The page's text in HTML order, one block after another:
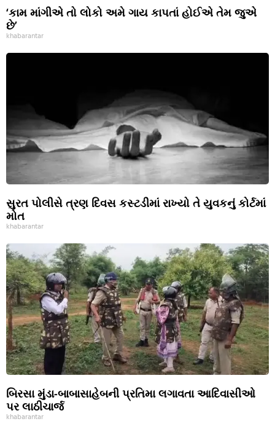
‘કામ માંગીએ તો લોકો અમે ગાય કાપતાં હોઈએ તેમ જુએ
છે’
khabarantar
સુરત પોલીસે ત્રણ દિવસ કસ્ટડીમાં રાખ્યો તે યુવકનું કોર્ટમાં
મોત
khabarantar
બિરસા મુંડા-બાબાસાહેબની પ્રતિમા લગાવતા આદિવાસીઓ
પર લાઠીચાર્જ
khabarantar